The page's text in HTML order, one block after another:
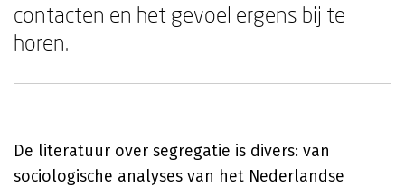
contacten en het gevoel ergens bij te
horen.
De literatuur over segregatie is divers: van
sociologische analyses van het Nederlandse